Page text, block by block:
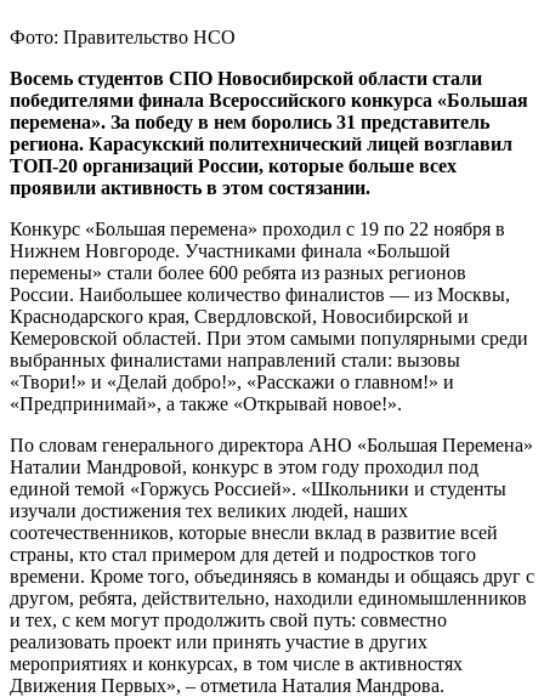
Фото: Правительство НСО
Восемь студентов СПО Новосибирской области стали
победителями финала Всероссийского конкурса «Большая
перемена». За победу в нем боролись 31 представитель
региона. Карасукский политехнический лицей возглавил
ТОП-20 организаций России, которые больше всех
проявили активность в этом состязании.
Конкурс «Большая перемена» проходил с 19 по 22 ноября в
Нижнем Новгороде. Участниками финала «Большой
перемены» стали более 600 ребята из разных регионов
России. Наибольшее количество финалистов — из Москвы,
Краснодарского края, Свердловской, Новосибирской и
Кемеровской областей. При этом самыми популярными среди
выбранных финалистами направлений стали: вызовы
«Твори!» и «Делай добро!», «Расскажи о главном!» и
«Предпринимай», а также «Открывай новое!».
По словам генерального директора АНО «Большая Перемена»
Наталии Мандровой, конкурс в этом году проходил под
единой темой «Горжусь Россией». «Школьники и студенты
изучали достижения тех великих людей, наших
соотечественников, которые внесли вклад в развитие всей
страны, кто стал примером для детей и подростков того
времени. Кроме того, объединяясь в команды и общаясь друг с
другом, ребята, действительно, находили единомышленников
и тех, с кем могут продолжить свой путь: совместно
реализовать проект или принять участие в других
мероприятиях и конкурсах, в том числе в активностях
Движения Первых», – отметила Наталия Мандрова.